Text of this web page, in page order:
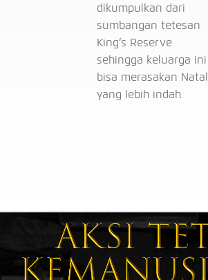
dikumpulkan dari
sumbangan tetesan
King’s Reserve
sehingga keluarga ini
bisa merasakan Natal
yang lebih indah.